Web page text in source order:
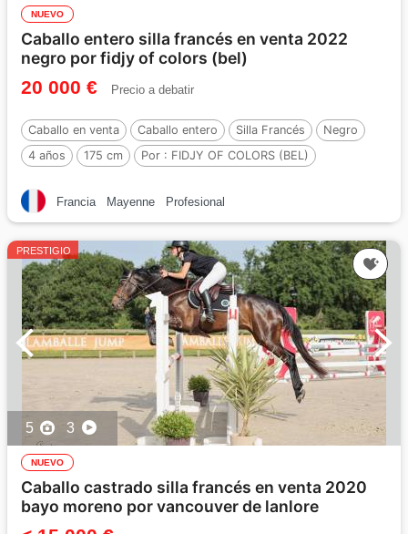
NUEVO
Caballo entero silla francés en venta 2022
negro por fidjy of colors (bel)
20 000 € Precio a debatir
Caballo en venta Caballo entero Silla Francés
Negro
4 años
175 cm Por : FIDJY OF COLORS (BEL)
Francia Mayenne Profesional
PRESTIGIO
5 3
NUEVO
Caballo castrado silla francés en venta 2020
bayo moreno por vancouver de lanlore